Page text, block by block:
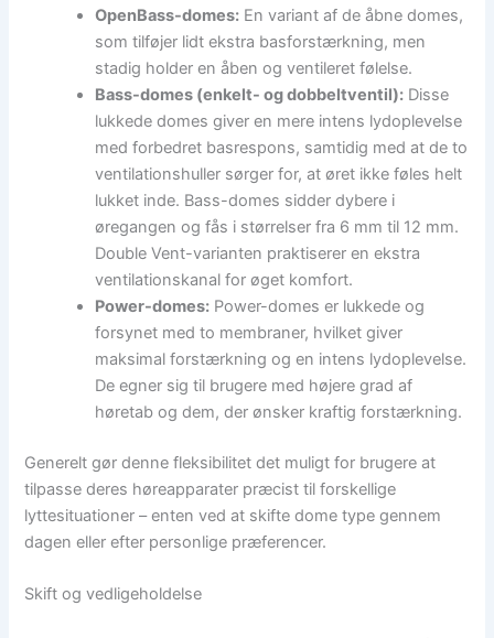
OpenBass-domes: En variant af de åbne domes,
som tilføjer lidt ekstra basforstærkning, men
stadig holder en åben og ventileret følelse.
Bass-domes (enkelt- og dobbeltventil): Disse
lukkede domes giver en mere intens lydoplevelse
med forbedret basrespons, samtidig med at de to
ventilationshuller sørger for, at øret ikke føles helt
lukket inde. Bass-domes sidder dybere i
øregangen og fås i størrelser fra 6 mm til 12 mm.
Double Vent-varianten praktiserer en ekstra
ventilationskanal for øget komfort.
Power-domes: Power-domes er lukkede og
forsynet med to membraner, hvilket giver
maksimal forstærkning og en intens lydoplevelse.
De egner sig til brugere med højere grad af
høretab og dem, der ønsker kraftig forstærkning.
Generelt gør denne fleksibilitet det muligt for brugere at
tilpasse deres høreapparater præcist til forskellige
lyttesituationer – enten ved at skifte dome type gennem
dagen eller efter personlige præferencer.
Skift og vedligeholdelse